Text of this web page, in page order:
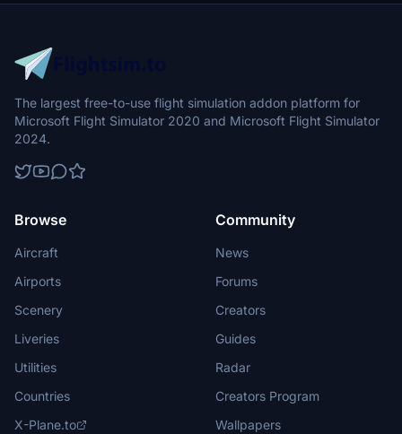
The largest free-to-use flight simulation addon platform for
Microsoft Flight Simulator 2020 and Microsoft Flight Simulator
2024.
Browse
Aircraft
Airports
Scenery
Liveries
Utilities
Countries
X-Plane.to
Community
News
Forums
Creators
Guides
Radar
Creators Program
Wallpapers